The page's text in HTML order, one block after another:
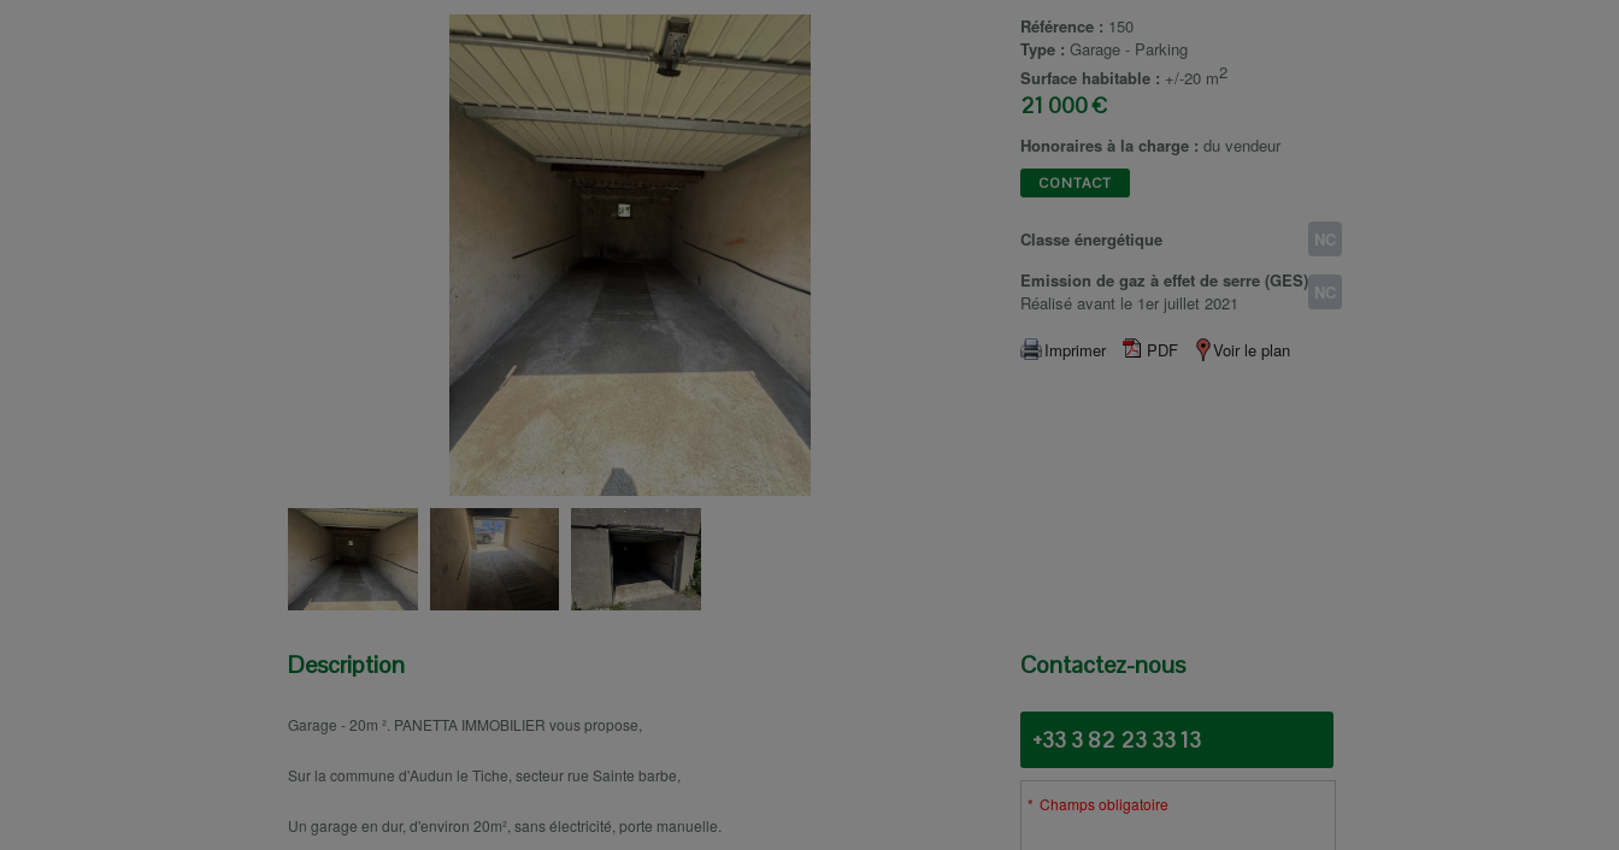
Référence : 150
Type : Garage - Parking
Surface habitable : +/-20 m2
21 000 €
Honoraires à la charge : du vendeur
CONTACT
Classe énergétique
NC
Emission de gaz à effet de serre (GES)
Réalisé avant le 1er juillet 2021
NC
Imprimer PDF Voir le plan
Description
Garage - 20m ². PANETTA IMMOBILIER vous propose,
Sur la commune d'Audun le Tiche, secteur rue Sainte barbe,
Un garage en dur, d'environ 20m², sans électricité, porte manuelle.
Contactez-nous
+33 3 82 23 33 13
Champs obligatoire